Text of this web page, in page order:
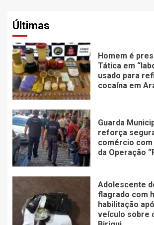
Últimas
Homem é
Tática em
usado para
cocaína em
Guarda
reforça
comércio com
da Operação
Adolescente
flagrado com
habilitação
veículo sobre